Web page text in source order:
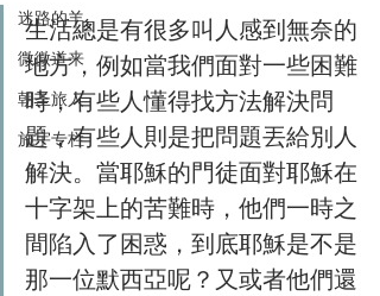
迷路的羊
微微道来
朝圣旅人
施宇专栏
生活總是有很多叫人感到無奈的
地方，例如當我們面對一些困難
時，有些人懂得找方法解決問
題，有些人則是把問題丟給別人
解決。當耶穌的門徒面對耶穌在
十字架上的苦難時，他們一時之
間陷入了困惑，到底耶穌是不是
那一位默西亞呢？又或者他們還